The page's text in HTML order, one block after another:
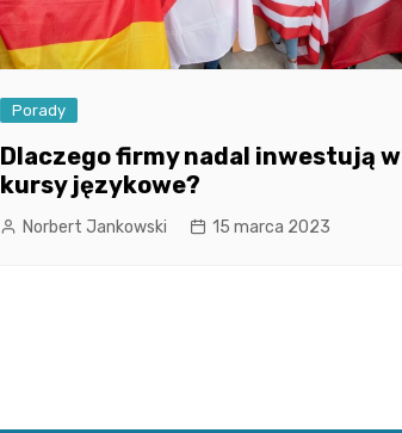
Porady
Dlaczego firmy nadal inwestują w
kursy językowe?
Norbert Jankowski 15 marca 2023